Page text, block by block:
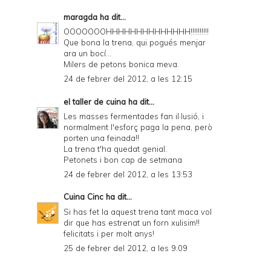
maragda ha dit...
OOOOOOOHHHHHHHHHHHHHH!!!!!!!!!!
Que bona la trena, qui pogués menjar
ara un bocí...
Milers de petons bonica meva.
24 de febrer del 2012, a les 12:15
el taller de cuina ha dit...
Les masses fermentades fan il·lusió, i
normalment l'esforç paga la pena, però
porten una feinada!!
La trena t'ha quedat genial.
Petonets i bon cap de setmana
24 de febrer del 2012, a les 13:53
Cuina Cinc ha dit...
Si has fet la aquest trena tant maca vol
dir que has estrenat un forn xulisim!!
felicitats i per molt anys!
25 de febrer del 2012, a les 9:09